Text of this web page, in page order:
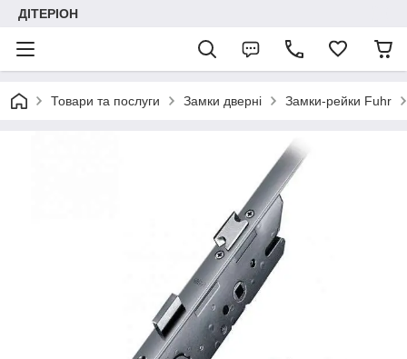
ДІТЕРІОН
Товари та послуги Замки дверні Замки-рейки Fuhr